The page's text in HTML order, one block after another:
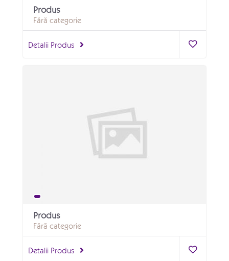
Produs
Fără categorie
Detalii Produs
Produs
Fără categorie
Detalii Produs